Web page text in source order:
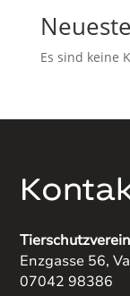
Es sind keine
Enzgasse 56,
07042 98386